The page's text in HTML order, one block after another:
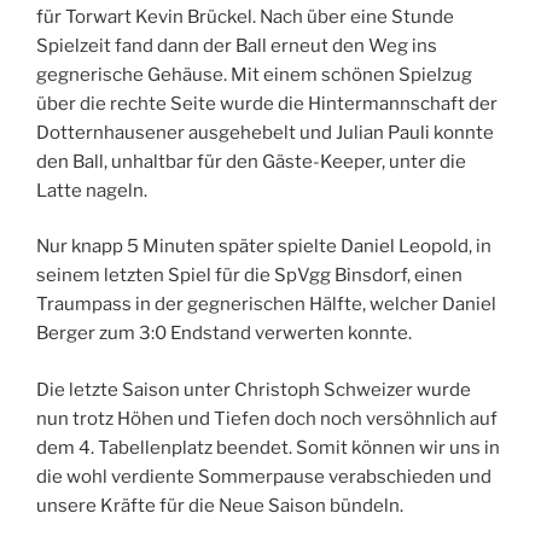
für Torwart Kevin Brückel. Nach über eine Stunde
Spielzeit fand dann der Ball erneut den Weg ins
gegnerische Gehäuse. Mit einem schönen Spielzug
über die rechte Seite wurde die Hintermannschaft der
Dotternhausener ausgehebelt und Julian Pauli konnte
den Ball, unhaltbar für den Gäste-Keeper, unter die
Latte nageln.
Nur knapp 5 Minuten später spielte Daniel Leopold, in
seinem letzten Spiel für die SpVgg Binsdorf, einen
Traumpass in der gegnerischen Hälfte, welcher Daniel
Berger zum 3:0 Endstand verwerten konnte.
Die letzte Saison unter Christoph Schweizer wurde
nun trotz Höhen und Tiefen doch noch versöhnlich auf
dem 4. Tabellenplatz beendet. Somit können wir uns in
die wohl verdiente Sommerpause verabschieden und
unsere Kräfte für die Neue Saison bündeln.